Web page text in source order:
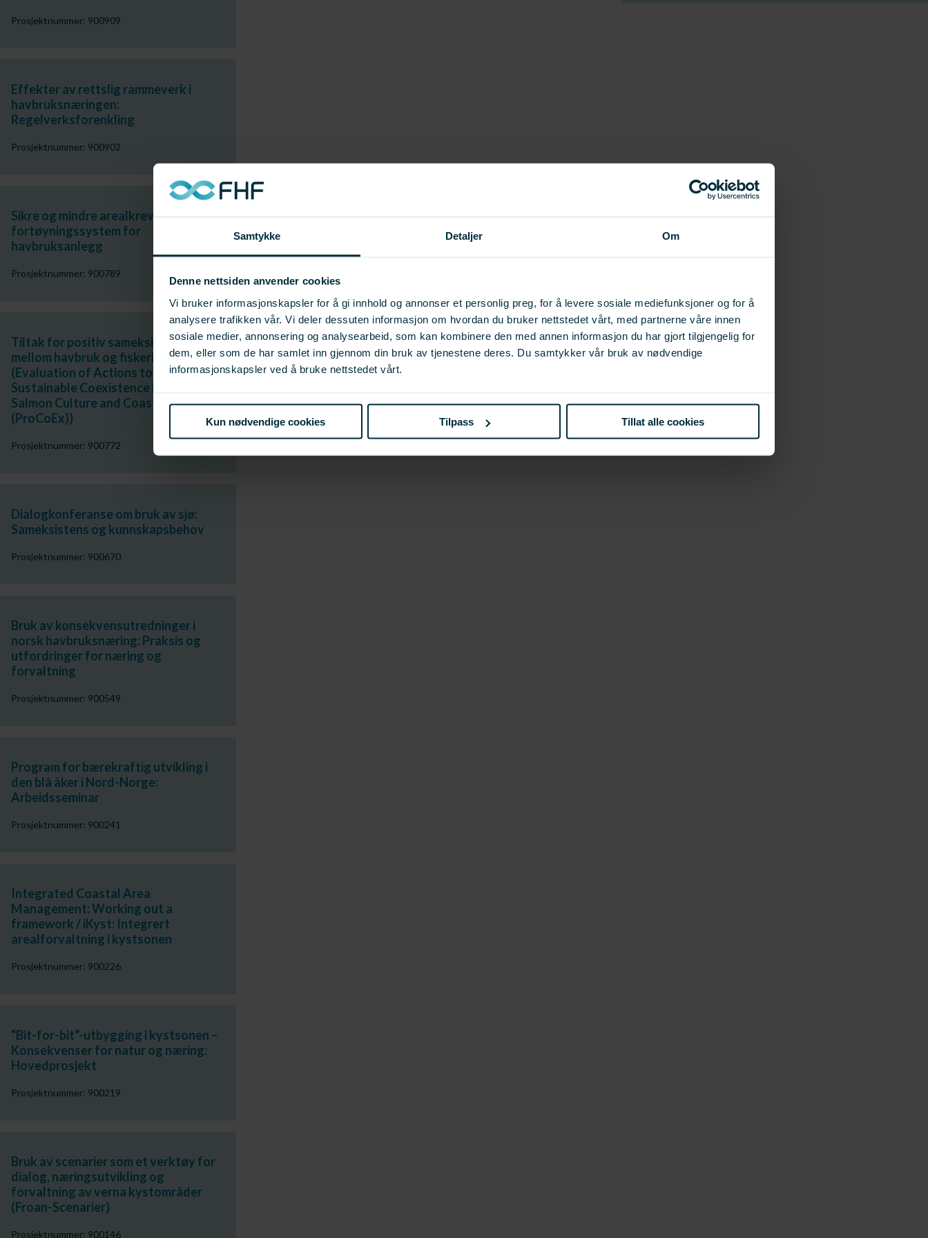
Samtykke Detaljer Om
Denne nettsiden anvender cookies
Vi bruker informasjonskapsler for å gi innhold og annonser et personlig preg, for å levere sosiale mediefunksjoner og for å
analysere trafikken vår. Vi deler dessuten informasjon om hvordan du bruker nettstedet vårt, med partnerne våre innen
sosiale medier, annonsering og analysearbeid, som kan kombinere den med annen informasjon du har gjort tilgjengelig for
dem, eller som de har samlet inn gjennom din bruk av tjenestene deres. Du samtykker vår bruk av nødvendige
informasjonskapsler ved å bruke nettstedet vårt.
Kun nødvendige cookies Tilpass Tillat alle cookies
Prosjektnummer: 900909
Effekter av rettslig rammeverk i
havbruksnæringen:
Regelverksforenkling
Prosjektnummer: 900902
Sikre og mindre arealkrevende
fortøyningssystem for
havbruksanlegg
Prosjektnummer: 900789
Tiltak for positiv sameksistens
mellom havbruk og fiskeri: ProCoEx
(Evaluation of Actions to Promote
Sustainable Coexistence between
Salmon Culture and Coastal Fisheries
(ProCoEx))
Prosjektnummer: 900772
Dialogkonferanse om bruk av sjø:
Sameksistens og kunnskapsbehov
Prosjektnummer: 900670
Bruk av konsekvensutredninger i
norsk havbruksnæring: Praksis og
utfordringer for næring og
forvaltning
Prosjektnummer: 900549
Program for bærekraftig utvikling i
den blå åker i Nord-Norge:
Arbeidsseminar
Prosjektnummer: 900241
Integrated Coastal Area
Management: Working out a
framework / iKyst: Integrert
arealforvaltning i kystsonen
Prosjektnummer: 900226
“Bit-for-bit”-utbygging i kystsonen –
Konsekvenser for natur og næring:
Hovedprosjekt
Prosjektnummer: 900219
Bruk av scenarier som et verktøy for
dialog, næringsutvikling og
forvaltning av verna kystområder
(Froan-Scenarier)
Prosjektnummer: 900146